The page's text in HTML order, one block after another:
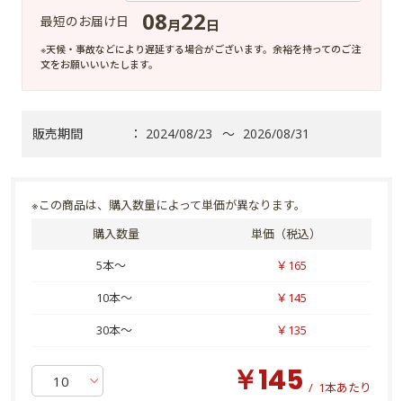
最短のお届け日 08月22日
※天候・事故などにより遅延する場合がございます。余裕を持ってのご注
文をお願いいいたします。
販売期間 ： 2024/08/23 ～ 2026/08/31
※この商品は、購入数量によって単価が異なります。
購入数量
単価（税込）
5本～
￥165
10本～
￥145
30本～
￥135
￥145 / 1本あたり